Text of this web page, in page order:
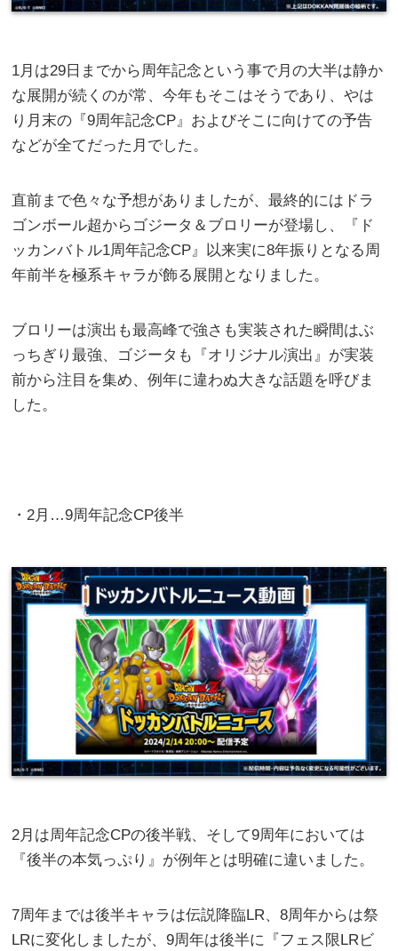
1月は29日までから周年記念という事で月の大半は静か
な展開が続くのが常、今年もそこはそうであり、やは
り月末の『9周年記念CP』およびそこに向けての予告
などが全てだった月でした。
直前まで色々な予想がありましたが、最終的にはドラ
ゴンボール超からゴジータ＆ブロリーが登場し、『ド
ッカンバトル1周年記念CP』以来実に8年振りとなる周
年前半を極系キャラが飾る展開となりました。
ブロリーは演出も最高峰で強さも実装された瞬間はぶ
っちぎり最強、ゴジータも『オリジナル演出』が実装
前から注目を集め、例年に違わぬ大きな話題を呼びま
した。
・2月…9周年記念CP後半
2月は周年記念CPの後半戦、そして9周年においては
『後半の本気っぷり』が例年とは明確に違いました。
7周年までは後半キャラは伝説降臨LR、8周年からは祭
LRに変化しましたが、9周年は後半に『フェス限LRビ